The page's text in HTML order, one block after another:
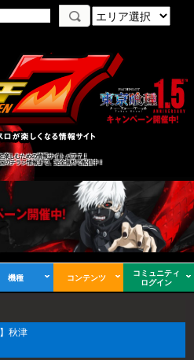
楽しむための情報サイト パチ７！
のチラシ情報まで、完全無料で配信中！
機種 コンテンツ
コミュニティ
ログイン
秋津